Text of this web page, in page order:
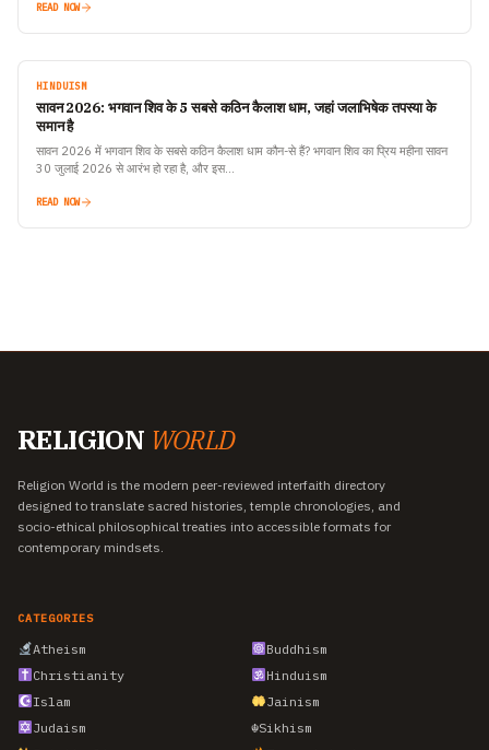
READ NOW
HINDUISM
सावन 2026: भगवान शिव के 5 सबसे कठिन कैलाश धाम, जहां जलाभिषेक तपस्या के
समान है
सावन 2026 में भगवान शिव के सबसे कठिन कैलाश धाम कौन-से हैं? भगवान शिव का प्रिय महीना सावन
30 जुलाई 2026 से आरंभ हो रहा है, और इस…
READ NOW
RELIGION WORLD
Religion World is the modern peer-reviewed interfaith directory
designed to translate sacred histories, temple chronologies, and
socio-ethical philosophical treaties into accessible formats for
contemporary mindsets.
CATEGORIES
Atheism
Buddhism
Christianity
Hinduism
Islam
Jainism
Judaism
☬Sikhism